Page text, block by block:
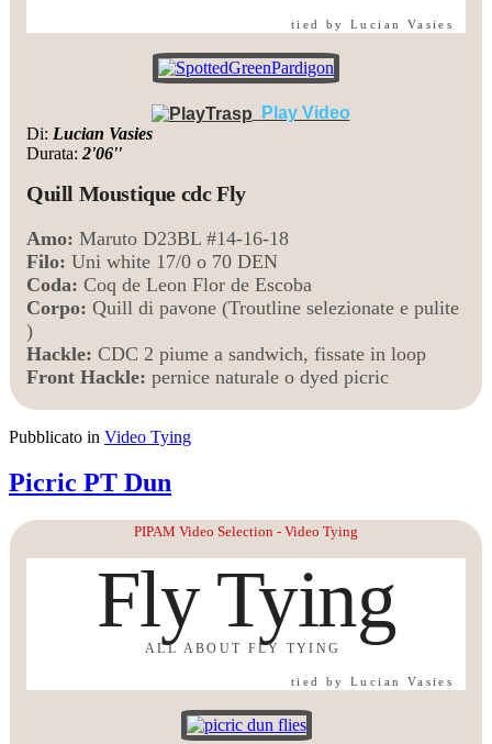
tied by Lucian Vasies
Play Video
Di: Lucian Vasies
Durata: 2'06''
Quill Moustique cdc Fly
Amo: Maruto D23BL #14-16-18
Filo: Uni white 17/0 o 70 DEN
Coda: Coq de Leon Flor de Escoba
Corpo: Quill di pavone (Troutline selezionate e pulite
)
Hackle: CDC 2 piume a sandwich, fissate in loop
Front Hackle: pernice naturale o dyed picric
Pubblicato in Video Tying
Picric PT Dun
PIPAM Video Selection - Video Tying
Fly Tying
ALL ABOUT FLY TYING
tied by Lucian Vasies